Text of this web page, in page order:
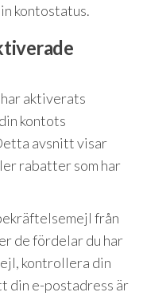
kontostatus.
aktiverats
kontots
avsnitt visar
rabatter som har
från
de fördelar du har
kontrollera din
din e-postadress är